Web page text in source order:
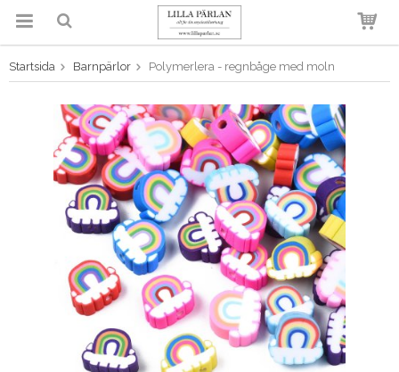
Produkten har blivit tillagd i
varukorgen
Startsida Barnpärlor Polymerlera - regnbåge med moln